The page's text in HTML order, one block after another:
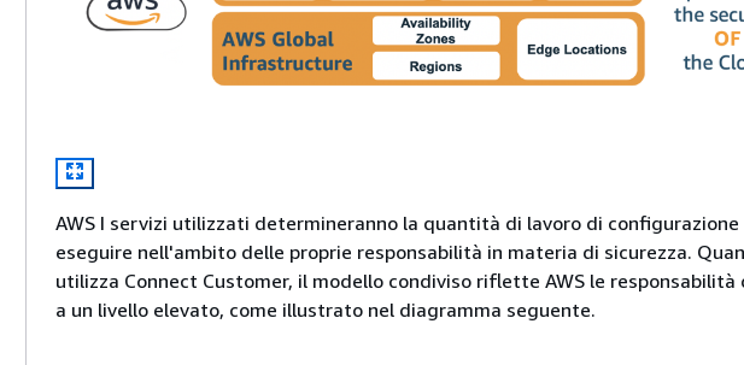
AWS I servizi utilizzati determineranno la quantità di lavoro di configurazione
eseguire nell'ambito delle proprie responsabilità in materia di sicurezza.
utilizza Connect Customer, il modello condiviso riflette AWS le responsabilità
a un livello elevato, come illustrato nel diagramma seguente.